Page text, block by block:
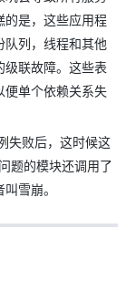
的是，这些应用程
队列，线程和其他
级联故障。这些表
便单个依赖关系失
失败后，这时候这
题的模块还调用了
雪崩。